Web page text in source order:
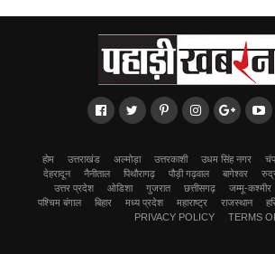
होम उत्तराखंड अल्मोड़ा उत्तरकाशी उधम सिंह नगर
देहरादून
नैनीताल पिथौरागढ़ पौड़ी गढ़वाल बागेश्वर
उत्तर प्रदेश
ओडिशा गुजरात छत्तीसगढ़ जम्मू-कश्मीर
पश्चिम बंगाल
बिहार मध्य प्रदेश महाराष्ट्र राजस्थान
PRIVACY POLICY
TERMS